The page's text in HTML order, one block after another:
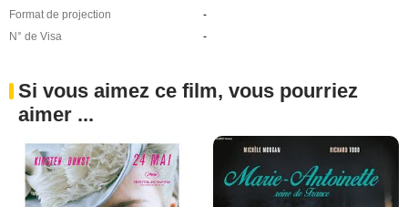
Format de projection
-
N° de Visa
-
Si vous aimez ce film, vous pourriez
aimer ...